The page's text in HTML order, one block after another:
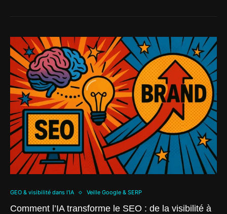
GEO & visibilité dans l’IA Veille Google & SERP
Comment l’IA transforme le SEO : de la visibilité à